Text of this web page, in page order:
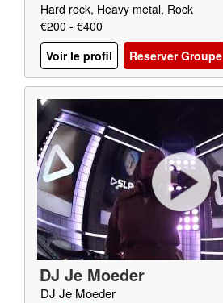
Hard rock, Heavy metal, Rock
€200 - €400
Voir le profil
Reserver Groupe
DJ Je Moeder
DJ Je Moeder